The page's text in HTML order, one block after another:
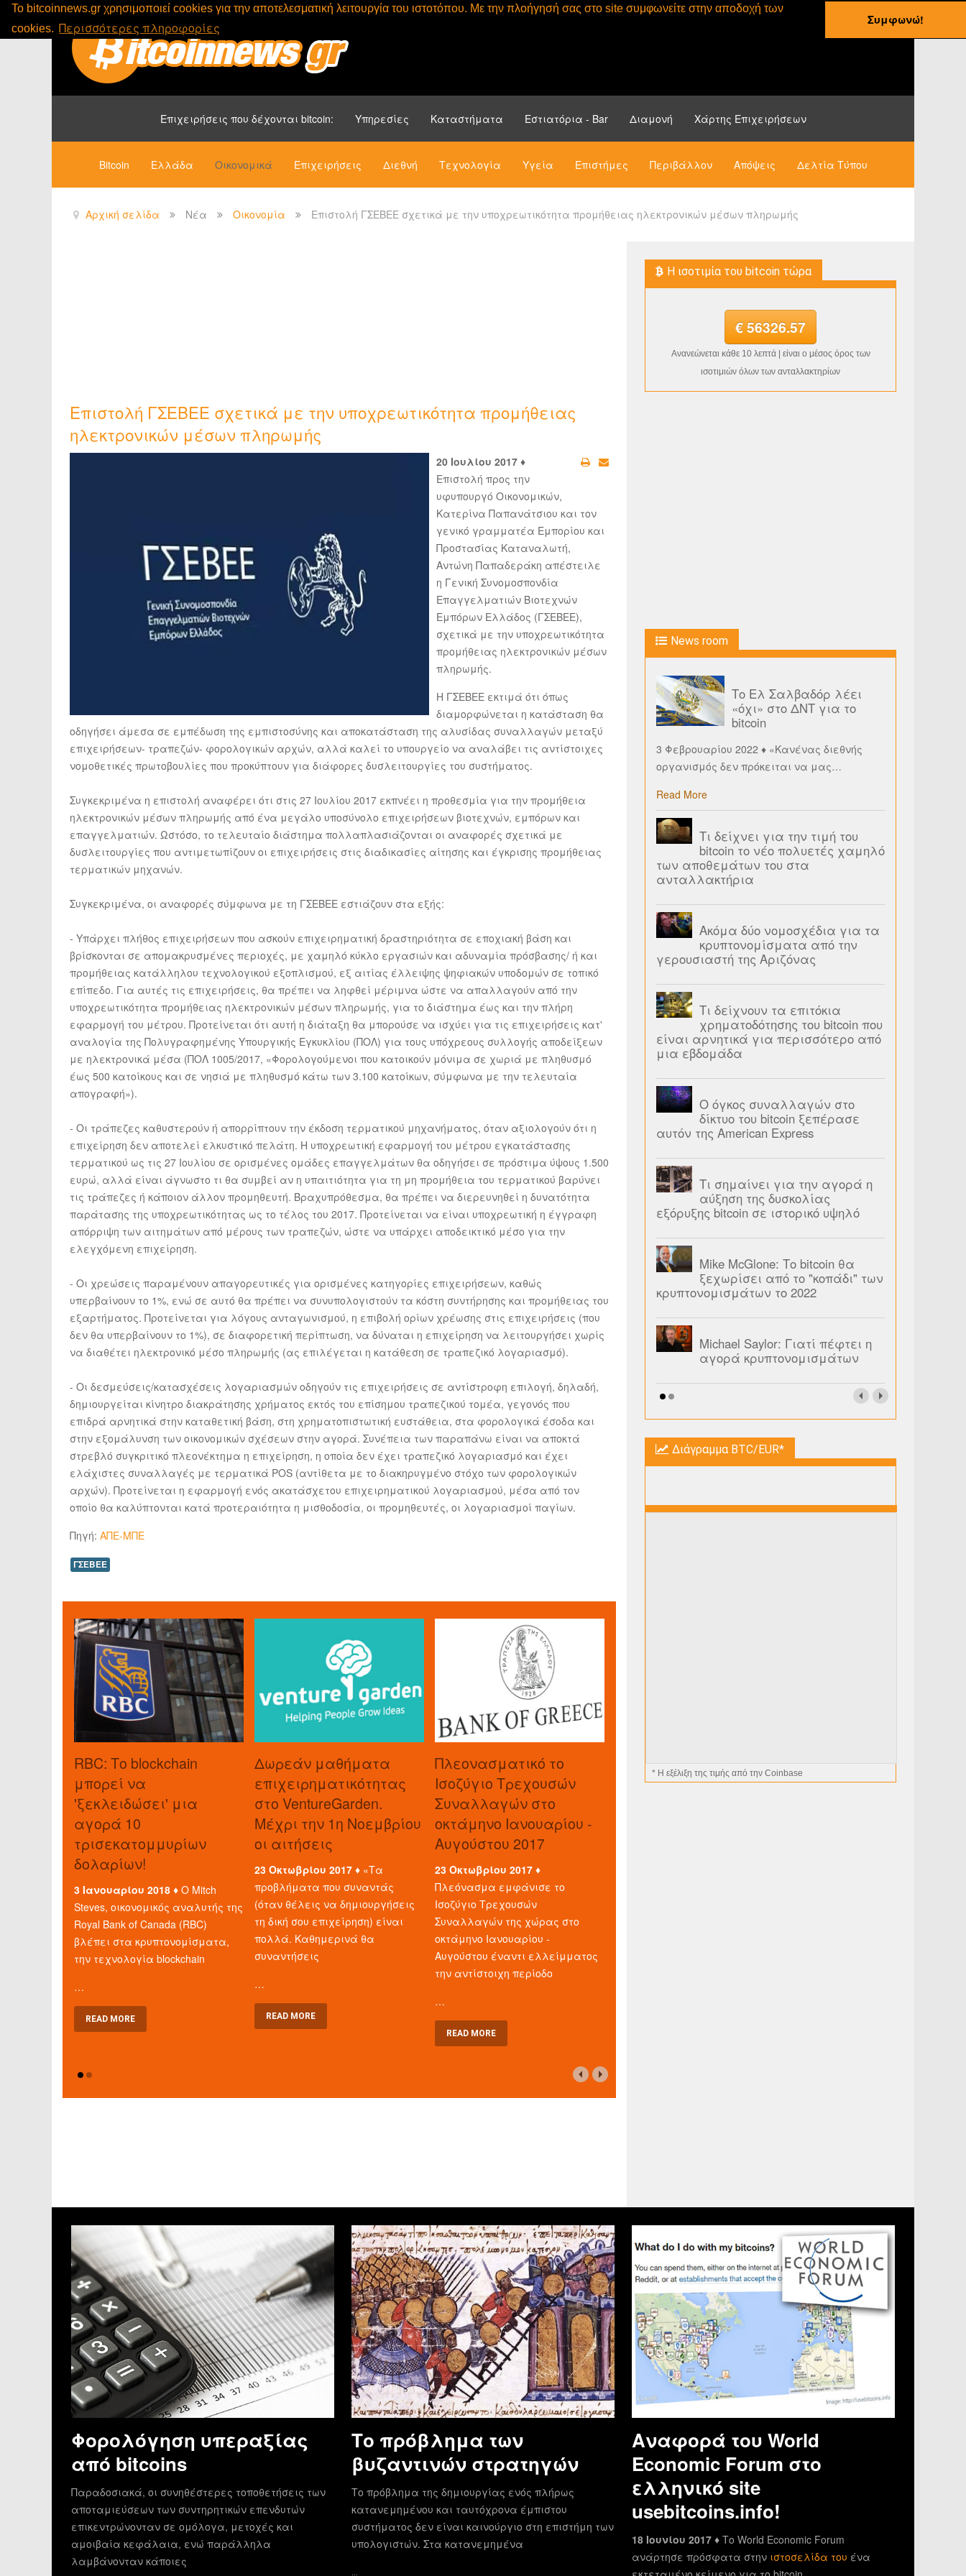
To bitcoinnews.gr χρησιμοποιεί cookies για την αποτελεσματική λειτουργία του ιστοτόπου. Με την πλοήγησή σας στο site συμφωνείτε στην αποδοχή των
cookies. Περισσότερες πληροφορίες Συμφωνώ!
Επιχειρήσεις που δέχονται bitcoin: Υπηρεσίες Καταστήματα Εστιατόρια - Bar Διαμονή Χάρτης Επιχειρήσεων
Bitcoin Ελλάδα Οικονομικά Επιχειρήσεις Διεθνή Τεχνολογία Υγεία Επιστήμες Περιβάλλον Απόψεις Δελτία Τύπου
Αρχική σελίδα Νέα Οικονομία Επιστολή ΓΣΕΒΕΕ σχετικά με την υποχρεωτικότητα προμήθειας ηλεκτρονικών μέσων πληρωμής
Επιστολή ΓΣΕΒΕΕ σχετικά με την υποχρεωτικότητα προμήθειας
ηλεκτρονικών μέσων πληρωμής
20 Ιουλίου 2017 ♦
Επιστολή προς την
υφυπουργό Οικονομικών,
Κατερίνα Παπανάτσιου και τον
γενικό γραμματέα Εμπορίου και
Προστασίας Καταναλωτή,
Αντώνη Παπαδεράκη απέστειλε
η Γενική Συνομοσπονδία
Επαγγελματιών Βιοτεχνών
Εμπόρων Ελλάδος (ΓΣΕΒΕΕ),
σχετικά με την υποχρεωτικότητα
προμήθειας ηλεκτρονικών μέσων
πληρωμής.
Η ΓΣΕΒΕΕ εκτιμά ότι όπως
διαμορφώνεται η κατάσταση θα
οδηγήσει άμεσα σε εμπέδωση της εμπιστοσύνης και αποκατάσταση της αλυσίδας συναλλαγών μεταξύ
επιχειρήσεων- τραπεζών- φορολογικών αρχών, αλλά καλεί το υπουργείο να αναλάβει τις αντίστοιχες
νομοθετικές πρωτοβουλίες που προκύπτουν για διάφορες δυσλειτουργίες του συστήματος.
Συγκεκριμένα η επιστολή αναφέρει ότι στις 27 Ιουλίου 2017 εκπνέει η προθεσμία για την προμήθεια
ηλεκτρονικών μέσων πληρωμής από ένα μεγάλο υποσύνολο επιχειρήσεων βιοτεχνών, εμπόρων και
επαγγελματιών. Ωστόσο, το τελευταίο διάστημα πολλαπλασιάζονται οι αναφορές σχετικά με
δυσλειτουργίες που αντιμετωπίζουν οι επιχειρήσεις στις διαδικασίες αίτησης και έγκρισης προμήθειας
τερματικών μηχανών.
Συγκεκριμένα, οι αναφορές σύμφωνα με τη ΓΣΕΒΕΕ εστιάζουν στα εξής:
- Υπάρχει πλήθος επιχειρήσεων που ασκούν επιχειρηματική δραστηριότητα σε εποχιακή βάση και
βρίσκονται σε απομακρυσμένες περιοχές, με χαμηλό κύκλο εργασιών και αδυναμία πρόσβασης/ ή και
προμήθειας κατάλληλου τεχνολογικού εξοπλισμού, εξ αιτίας έλλειψης ψηφιακών υποδομών σε τοπικό
επίπεδο. Για αυτές τις επιχειρήσεις, θα πρέπει να ληφθεί μέριμνα ώστε να απαλλαγούν από την
υποχρεωτικότητα προμήθειας ηλεκτρονικών μέσων πληρωμής, για το διάστημα έως και την πλήρη
εφαρμογή του μέτρου. Προτείνεται ότι αυτή η διάταξη θα μπορούσε να ισχύει για τις επιχειρήσεις κατ'
αναλογία της Πολυγραφημένης Υπουργικής Εγκυκλίου (ΠΟΛ) για τους υπόχρεους συλλογής αποδείξεων
με ηλεκτρονικά μέσα (ΠΟΛ 1005/2017, «Φορολογούμενοι που κατοικούν μόνιμα σε χωριά με πληθυσμό
έως 500 κατοίκους και σε νησιά με πληθυσμό κάτω των 3.100 κατοίκων, σύμφωνα με την τελευταία
απογραφή»).
- Οι τράπεζες καθυστερούν ή απορρίπτουν την έκδοση τερματικού μηχανήματος, όταν αξιολογούν ότι η
επιχείρηση δεν αποτελεί ελκυστικό πελάτη. Η υποχρεωτική εφαρμογή του μέτρου εγκατάστασης
τερματικού ως τις 27 Ιουλίου σε ορισμένες ομάδες επαγγελμάτων θα οδηγήσει σε πρόστιμα ύψους 1.500
ευρώ, αλλά είναι άγνωστο τι θα συμβεί αν η υπαιτιότητα για τη μη προμήθεια του τερματικού βαρύνει
τις τράπεζες ή κάποιον άλλον προμηθευτή. Βραχυπρόθεσμα, θα πρέπει να διερευνηθεί η δυνατότητα
παράτασης της υποχρεωτικότητας ως το τέλος του 2017. Προτείνεται να είναι υποχρεωτική η έγγραφη
απόρριψη των αιτημάτων από μέρους των τραπεζών, ώστε να υπάρχει αποδεικτικό μέσο για την
ελεγχόμενη επιχείρηση.
- Οι χρεώσεις παραμένουν απαγορευτικές για ορισμένες κατηγορίες επιχειρήσεων, καθώς
υπερβαίνουν το 1%, ενώ σε αυτό θα πρέπει να συνυπολογιστούν τα κόστη συντήρησης και προμήθειας του
εξαρτήματος. Προτείνεται για λόγους ανταγωνισμού, η επιβολή ορίων χρέωσης στις επιχειρήσεις (που
δεν θα υπερβαίνουν το 1%), σε διαφορετική περίπτωση, να δύναται η επιχείρηση να λειτουργήσει χωρίς
να διαθέτει ηλεκτρονικό μέσο πληρωμής (ας επιλέγεται η κατάθεση σε τραπεζικό λογαριασμό).
- Οι δεσμεύσεις/κατασχέσεις λογαριασμών οδηγούν τις επιχειρήσεις σε αντίστροφη επιλογή, δηλαδή,
δημιουργείται κίνητρο διακράτησης χρήματος εκτός του επίσημου τραπεζικού τομέα, γεγονός που
επιδρά αρνητικά στην καταθετική βάση, στη χρηματοπιστωτική ευστάθεια, στα φορολογικά έσοδα και
στην εξομάλυνση των οικονομικών σχέσεων στην αγορά. Συνέπεια των παραπάνω είναι να αποκτά
στρεβλό συγκριτικό πλεονέκτημα η επιχείρηση, η οποία δεν έχει τραπεζικό λογαριασμό και έχει
ελάχιστες συναλλαγές με τερματικά POS (αντίθετα με το διακηρυγμένο στόχο των φορολογικών
αρχών). Προτείνεται η εφαρμογή ενός ακατάσχετου επιχειρηματικού λογαριασμού, μέσα από τον
οποίο θα καλύπτονται κατά προτεραιότητα η μισθοδοσία, οι προμηθευτές, οι λογαριασμοί παγίων.
Πηγή: ΑΠΕ-ΜΠΕ
ΓΣΕΒΕΕ
RBC: Το blockchain
μπορεί να
'ξεκλειδώσει' μια
αγορά 10
τρισεκατομμυρίων
δολαρίων!
3 Ιανουαρίου 2018 ♦Ο Mitch
Steves, οικονομικός αναλυτής της
Royal Bank of Canada (RBC)
βλέπει στα κρυπτονομίσματα,
την τεχνολογία blockchain
…
READ MORE
Δωρεάν μαθήματα
επιχειρηματικότητας
στο VentureGarden.
Μέχρι την 1η Νοεμβρίου
οι αιτήσεις
23 Οκτωβρίου 2017 ♦ «Τα
προβλήματα που συναντάς
(όταν θέλεις να δημιουργήσεις
τη δική σου επιχείρηση) είναι
πολλά. Καθημερινά θα
συναντήσεις
…
READ MORE
Πλεονασματικό το
Ισοζύγιο Τρεχουσών
Συναλλαγών στο
οκτάμηνο Ιανουαρίου -
Αυγούστου 2017
23 Οκτωβρίου 2017 ♦
Πλεόνασμα εμφάνισε το
Ισοζύγιο Τρεχουσών
Συναλλαγών της χώρας στο
οκτάμηνο Ιανουαρίου -
Αυγούστου έναντι ελλείμματος
την αντίστοιχη περίοδο
…
READ MORE
H ισοτιμία του bitcoin τώρα
€ 56326.57
Ανανεώνεται κάθε 10 λεπτά | είναι ο μέσος όρος των
ισοτιμιών όλων των ανταλλακτηρίων
News room
Το Ελ Σαλβαδόρ λέει
«όχι» στο ΔΝΤ για το
bitcoin
3 Φεβρουαρίου 2022 ♦ «Κανένας διεθνής
οργανισμός δεν πρόκειται να μας…
Read More
Τι δείχνει για την τιμή του
bitcoin το νέο πολυετές χαμηλό
των αποθεμάτων του στα
ανταλλακτήρια
Ακόμα δύο νομοσχέδια για τα
κρυπτονομίσματα από την
γερουσιαστή της Αριζόνας
Τι δείχνουν τα επιτόκια
χρηματοδότησης του bitcoin που
είναι αρνητικά για περισσότερο από
μια εβδομάδα
Ο όγκος συναλλαγών στο
δίκτυο του bitcoin ξεπέρασε
αυτόν της American Express
Τι σημαίνει για την αγορά η
αύξηση της δυσκολίας
εξόρυξης bitcoin σε ιστορικό υψηλό
Mike McGlone: Το bitcoin θα
ξεχωρίσει από το "κοπάδι" των
κρυπτονομισμάτων το 2022
Michael Saylor: Γιατί πέφτει η
αγορά κρυπτονομισμάτων
Διάγραμμα BTC/EUR*
* H εξέλιξη της τιμής από την Coinbase
Φορολόγηση υπεραξίας
από bitcoins
Παραδοσιακά, οι συνηθέστερες τοποθετήσεις των
αποταμιεύσεων των συντηρητικών επενδυτών
επικεντρώνονταν σε ομόλογα, μετοχές και
αμοιβαία κεφάλαια, ενώ παράλληλα
λαμβάνονταν κάποιες
Το πρόβλημα των
βυζαντινών στρατηγών
Το πρόβλημα της δημιουργίας ενός πλήρως
κατανεμημένου και ταυτόχρονα έμπιστου
συστήματος δεν είναι καινούργιο στη επιστήμη των
υπολογιστών. Στα κατανεμημένα
Αναφορά του World
Economic Forum στο
ελληνικό site
usebitcoins.info!
18 Ιουνίου 2017 ♦ Το World Economic Forum
ανάρτησε πρόσφατα στην ιστοσελίδα του ένα